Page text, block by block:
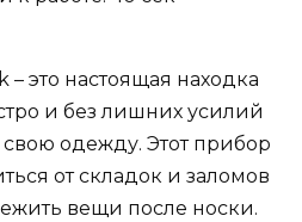
это настоящая находка
и без лишних усилий
одежду. Этот прибор
от складок и заломов
вещи после носки.